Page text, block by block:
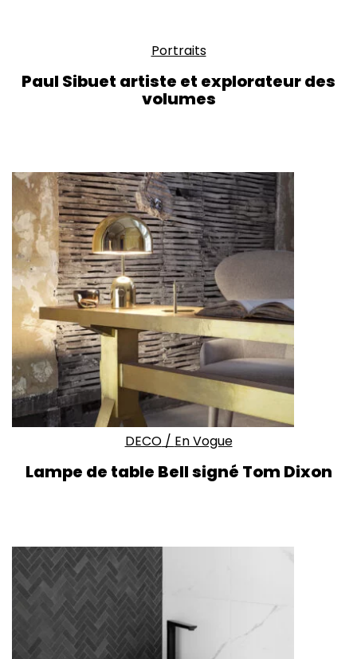
Portraits
Paul Sibuet artiste et explorateur des
volumes
DECO/ En Vogue
Lampe de table Bell signé Tom Dixon